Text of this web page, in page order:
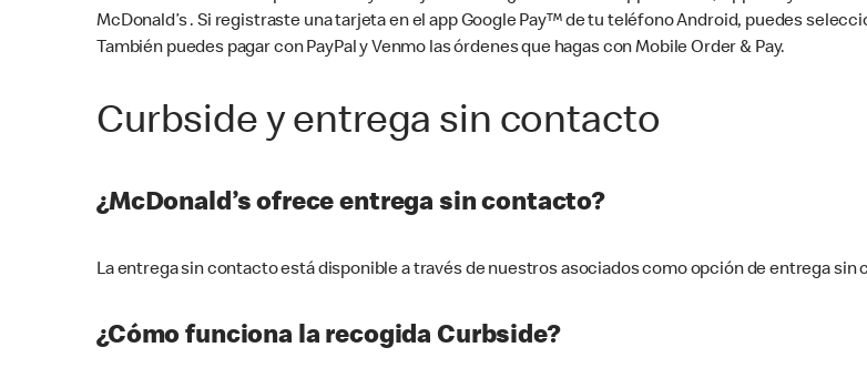
McDonald’s . Si registraste una tarjeta en el app Google Pay™ de tu teléfono Android, puedes
También puedes pagar con PayPal y Venmo las órdenes que hagas con Mobile Order & Pay.
Curbside y entrega sin contacto
¿McDonald’s ofrece entrega sin contacto?
La entrega sin contacto está disponible a través de nuestros asociados como opción de entrega sin
¿Cómo funciona la recogida Curbside?